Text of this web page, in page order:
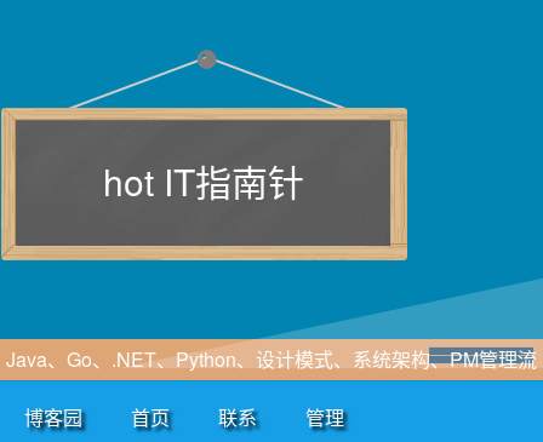
hot IT指南针
Java、Go、.NET、Python、设计模式、系统架构、PM管理流
WF、SAAS、EIP、ERP、HIS、B2B、B2C、CRM、OA等行
博客园 首页 联系 管理